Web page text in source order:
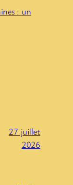
: un
27 juillet
2026